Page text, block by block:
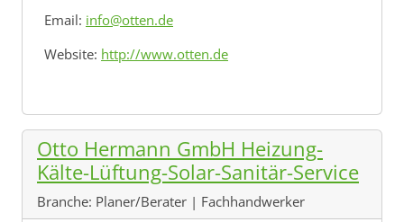
Email: info@otten.de
Website: http://www.otten.de
Otto Hermann GmbH Heizung-
Kälte-Lüftung-Solar-Sanitär-Service
Branche: Planer/Berater | Fachhandwerker